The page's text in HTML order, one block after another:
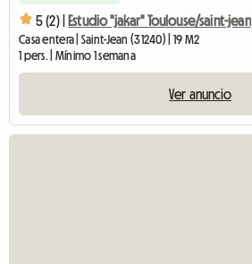
5 (2) | Estudio "jakar" Toulouse/saint-jean
Casa entera | Saint-Jean (31240) | 19 M2
1 pers. | Mínimo 1 semana
Ver anuncio